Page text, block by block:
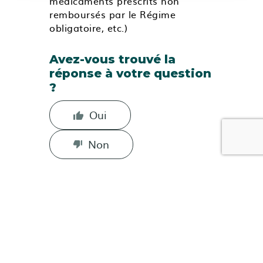
remboursés par le Régime
obligatoire, etc.)
Avez-vous trouvé la
réponse à votre question
?
Oui
Non